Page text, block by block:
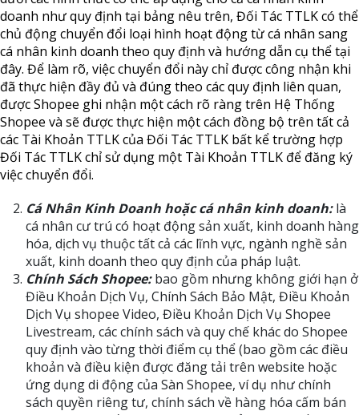
doanh như quy định tại bảng nêu trên, Đối Tác TTLK có thể
chủ động chuyển đổi loại hình hoạt động từ cá nhân sang
cá nhân kinh doanh theo quy định và hướng dẫn cụ thể tại
đây. Để làm rõ, việc chuyển đổi này chỉ được công nhận khi
đã thực hiện đầy đủ và đúng theo các quy định liên quan,
được Shopee ghi nhận một cách rõ ràng trên Hệ Thống
Shopee và sẽ được thực hiện một cách đồng bộ trên tất cả
các Tài Khoản TTLK của Đối Tác TTLK bất kể trường hợp
Đối Tác TTLK chỉ sử dụng một Tài Khoản TTLK để đăng ký
việc chuyển đổi.
Cá Nhân Kinh Doanh hoặc cá nhân kinh doanh:là
cá nhân cư trú có hoạt động sản xuất, kinh doanh hàng
hóa, dịch vụ thuộc tất cả các lĩnh vực, ngành nghề sản
xuất, kinh doanh theo quy định của pháp luật.
Chính Sách Shopee:bao gồm nhưng không giới hạn ở
Điều Khoản Dịch Vụ, Chính Sách Bảo Mật, Điều Khoản
Dịch Vụ shopee Video, Điều Khoản Dịch Vụ Shopee
Livestream, các chính sách và quy chế khác do Shopee
quy định vào từng thời điểm cụ thể (bao gồm các điều
khoản và điều kiện được đăng tải trên website hoặc
ứng dụng di động của Sàn Shopee, ví dụ như chính
sách quyền riêng tư, chính sách về hàng hóa cấm bán